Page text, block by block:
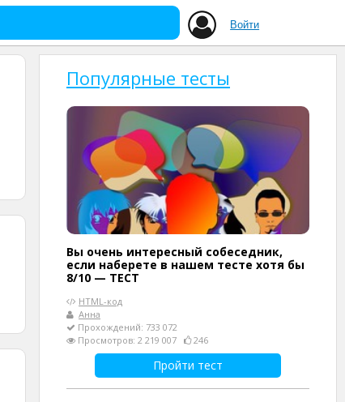
Войти
Популярные тесты
Вы очень интересный собеседник,
если наберете в нашем тесте хотя бы
8/10 — ТЕСТ
HTML-код
Анна
Прохождений: 733 072
Просмотров: 2 219 007
246
Пройти тест